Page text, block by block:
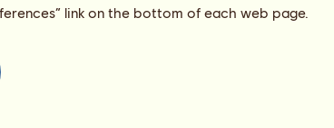
link on the bottom of each web page.